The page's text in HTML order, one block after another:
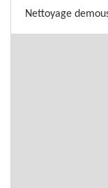
Nettoyage